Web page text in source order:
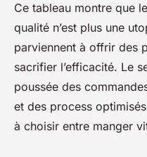
Ce tableau montre que
qualité n’est plus une
parviennent à offrir des
sacrifier l’efficacité. Le
poussée des
et des process
à choisir entre manger